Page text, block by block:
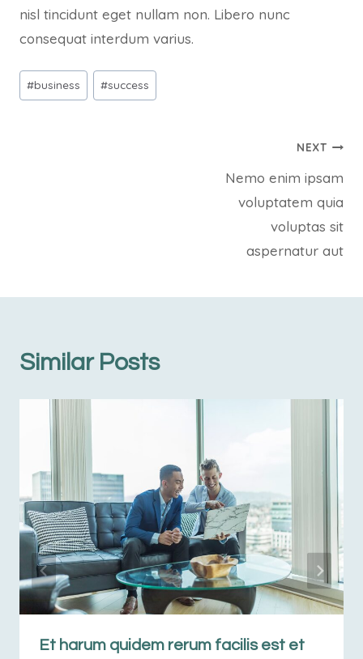
nisl tincidunt eget nullam non. Libero nunc
consequat interdum varius.
Post
Tags:
#business #success
NEXT
Nemo enim ipsam
voluptatem quia
voluptas sit
aspernatur aut
Similar Posts
Et harum quidem rerum facilis est et